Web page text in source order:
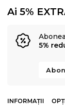
Ai 5%
5%
INFORMAȚII